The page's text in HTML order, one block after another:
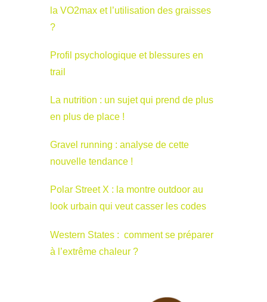
la VO2max et l’utilisation des graisses
?
Profil psychologique et blessures en
trail
La nutrition : un sujet qui prend de plus
en plus de place !
Gravel running : analyse de cette
nouvelle tendance !
Polar Street X : la montre outdoor au
look urbain qui veut casser les codes
Western States : comment se préparer
à l’extrême chaleur ?